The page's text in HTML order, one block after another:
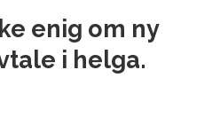
enig om ny
i helga.